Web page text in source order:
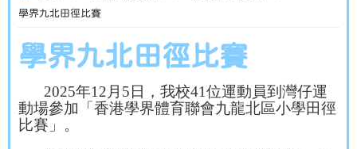
學界九北田徑比賽
學界九北田徑比賽
2025年12 月 5 日，我校41位運動員到灣仔運
動場參加「香港學界體育聯會九龍北區小學田徑
比賽」。